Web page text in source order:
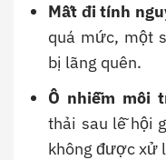
Mất đi tính
quá mức, một
bị lãng quên.
Ô nhiễm môi
thải sau lễ hội
không được xử